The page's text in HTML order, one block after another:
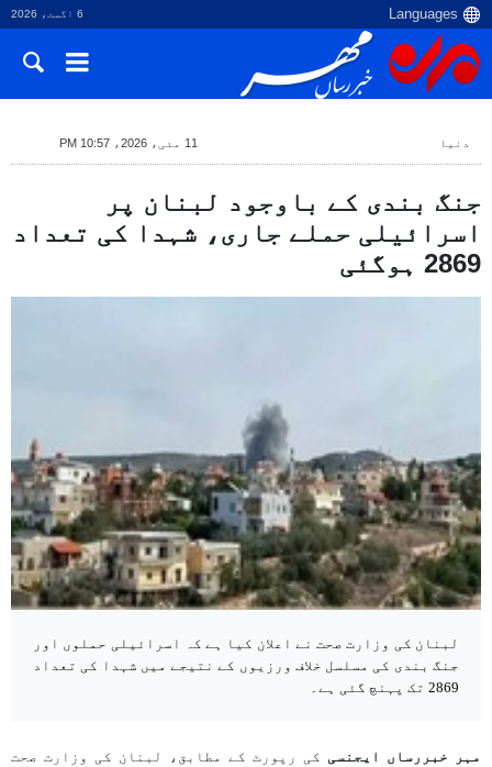
6 اگست، 2026
دنیا 11 مئی، 2026، 10:57 PM
جنگ بندی کے باوجود لبنان پر
اسرائیلی حملے جاری، شہدا کی تعداد
2869 ہوگئی
لبنان کی وزارت صحت نے اعلان کیا ہے کہ اسرائیلی حملوں اور
جنگ بندی کی مسلسل خلاف ورزیوں کے نتیجے میں شہدا کی تعداد
2869 تک پہنچ گئی ہے۔
مہر خبررساں ایجنسی کی رپورٹ کے مطابق، لبنان کی وزارت صحت